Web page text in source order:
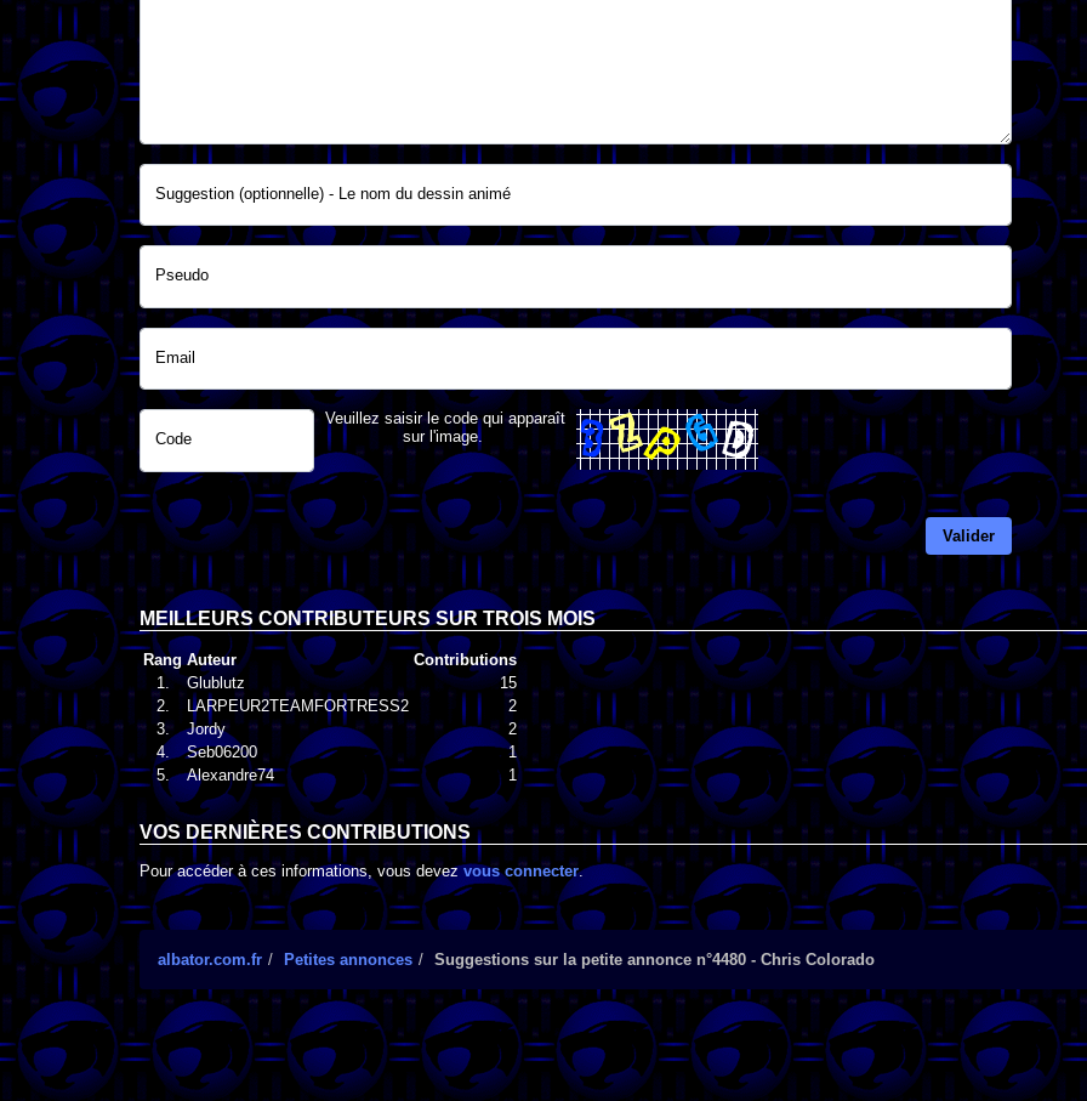
Suggestion (optionnelle) - Le nom du dessin animé
Pseudo
Email
Code
Veuillez saisir le code qui apparaît
sur l'image.
Valider
MEILLEURS CONTRIBUTEURS SUR TROIS MOIS
Rang Auteur
Contributions
1.
Glublutz
15
2.
LARPEUR2TEAMFORTRESS2
2
3.
Jordy
2
4.
Seb06200
1
5.
Alexandre74 1
VOS DERNIÈRES CONTRIBUTIONS
Pour accéder à ces informations, vous devezvous connecter.
albator.com.fr Petites annonces Suggestions sur la petite annonce n°4480 - Chris Colorado